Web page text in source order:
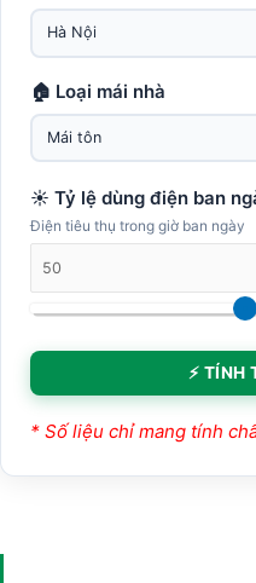
🏠 Loại mái nhà
☀️ Tỷ lệ dùng điện ban
Điện tiêu thụ trong giờ ban ngày
⚡ TÍNH
* Số liệu chỉ mang tính